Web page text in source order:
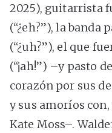
2025), guitarrista
(“¿eh?”), la banda
(“¿uh?”), el que
(“¡ah!”) –y pasto
corazón por sus
y sus amoríos
Kate Moss–.